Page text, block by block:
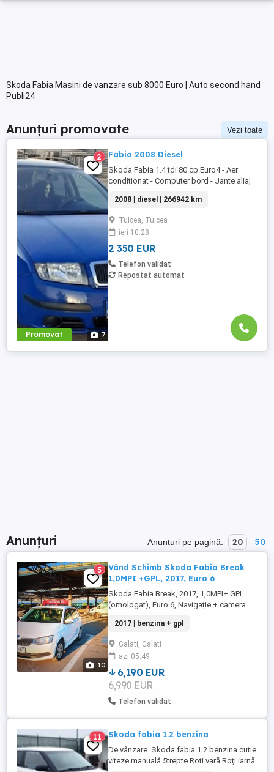
Skoda Fabia Masini de vanzare sub 8000 Euro | Auto second hand
Publi24
Anunțuri promovate Vezi toate
Promovat 7
2 Fabia 2008 Diesel
Skoda Fabia 1.4 tdi 80 cp Euro4 - Aer
conditionat - Computer bord - Jante aliaj
RadioCD cu MP3 - Sonorizare cu 4 boxe -
Centralizata cu 2 chei - Sistem de franare
ABS - Bancheta fractionabila - Portbagaj
foarte incapator Autoturism inmatriculat,
cu fiscalul ...
2008 | diesel | 266942 km
Tulcea, Tulcea
ieri 10:28
2 350 EUR
Telefon validat
Repostat automat
Anunțuri Anunțuri pe pagină: 20 50
10
5
Vând Schimb Skoda Fabia Break
1,0MPI +GPL, 2017, Euro 6
Skoda Fabia Break, 2017, 1,0MPI+ GPL
(omologat), Euro 6, Navigație + camera
înmatriculată decembrie 2024, totul
schimbat(distribuție, ulei, filtre), fără
martori aprinși în bord, fără elemente
revopsite, indicator pt schimbarea
vitezelor, geamuri + faruri+ ...
2017 | benzina + gpl
Galati, Galati
azi 05:49
6,190 EUR
6,990 EUR
Telefon validat
11 Skoda fabia 1.2 benzina
De vânzare. Skoda fabia 1.2 benzina cutie
viteze manuală 5trepte Roti vară Roți iarnă